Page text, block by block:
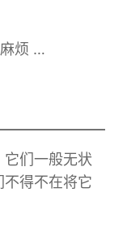
烦 …
们一般无状
得不在将它